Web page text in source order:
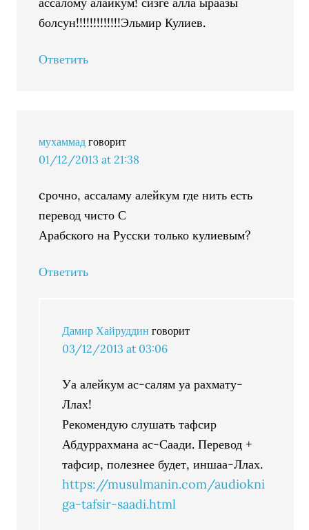
болсун!!!!!!!!!!!!!Эльмир Кулиев.
Ответить
мухаммад говорит
01/12/2013 at 21:38
cрочно, ассаламу алейкум где нить есть
перевод чисто С
Арабского на Русски только кулиевым?
Ответить
Дамир Хайруддин говорит
03/12/2013 at 03:06
Уа алейкум ас-салям уа рахмату-
Ллах!
Рекомендую слушать тафсир
Абдуррахмана ас-Саади. Перевод +
тафсир, полезнее будет, иншаа-Ллах.
https://musulmanin.com/audiokni
ga-tafsir-saadi.html